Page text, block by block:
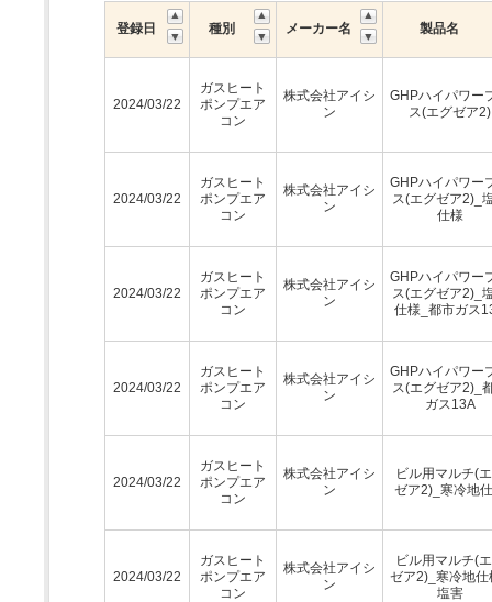
登録日 種別 メーカー名 製品名
2024/03/22
ガスヒート
ポンプエア
コン
株式会社アイシ
ン
GHPハイパワー
ス(エグゼア2)
2024/03/22
ガスヒート
ポンプエア
コン
株式会社アイシ
ン
GHPハイパワー
ス(エグゼア2)_
仕様
2024/03/22
ガスヒート
ポンプエア
コン
株式会社アイシ
ン
GHPハイパワー
ス(エグゼア2)_
仕様_都市ガス
2024/03/22
ガスヒート
ポンプエア
コン
株式会社アイシ
ン
GHPハイパワー
ス(エグゼア2)_
ガス13A
2024/03/22
ガスヒート
ポンプエア
コン
株式会社アイシ
ン
ビル用マルチ(
ゼア2)_寒冷地
2024/03/22
ガスヒート
ポンプエア
コン
株式会社アイシ
ン
ビル用マルチ(
ゼア2)_寒冷地仕
塩害